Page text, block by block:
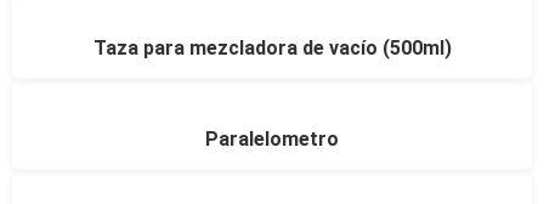
Taza para mezcladora de vacío (500ml)
Paralelometro